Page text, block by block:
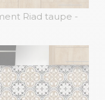
Riad taupe -